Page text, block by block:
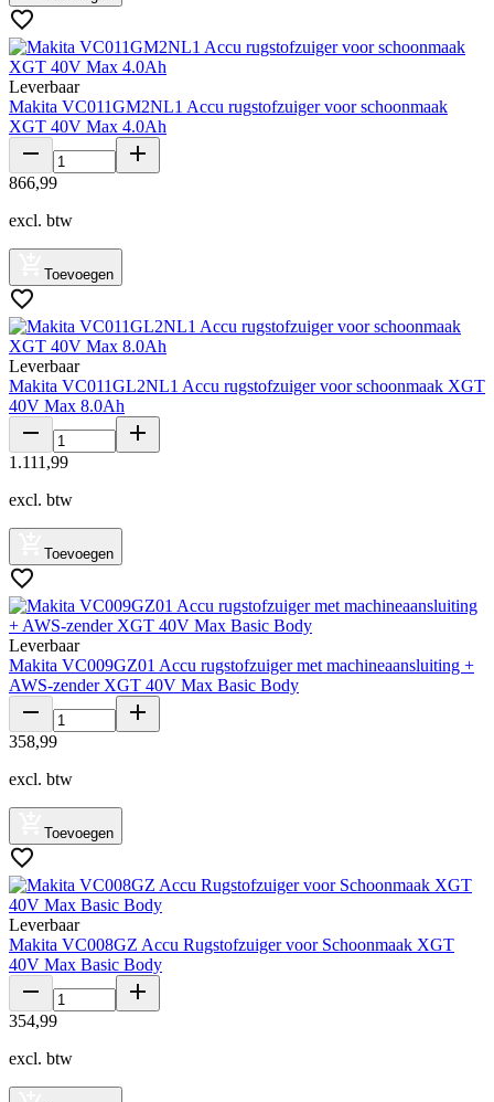
Leverbaar
Makita VC011GM2NL1 Accu rugstofzuiger voor schoonmaak
XGT 40V Max 4.0Ah
866,99
excl. btw
Toevoegen
Leverbaar
Makita VC011GL2NL1 Accu rugstofzuiger voor schoonmaak XGT
40V Max 8.0Ah
1 .111 ,99
excl. btw
Toevoegen
Leverbaar
Makita VC009GZ01 Accu rugstofzuiger met machineaansluiting +
AWS-zender XGT 40V Max Basic Body
358,99
excl. btw
Toevoegen
Leverbaar
Makita VC008GZ Accu Rugstofzuiger voor Schoonmaak XGT
40V Max Basic Body
354,99
excl. btw